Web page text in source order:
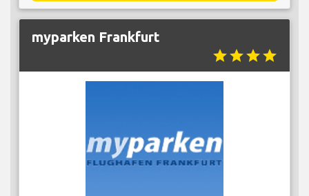
myparken Frankfurt
starstarstarstar